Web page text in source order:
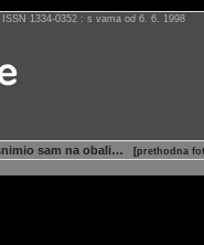
ISSN 1334-0352 : s vama od 6. 6. 1998
sam na obali… [prethodna